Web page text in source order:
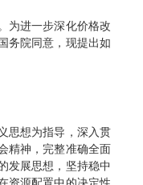
为进一步深化价格改
务院同意，现提出如
思想为指导，深入贯
精神，完整准确全面
发展思想，坚持稳中